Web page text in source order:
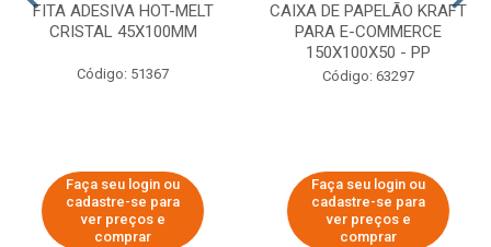
FITA ADESIVA HOT-MELT
CRISTAL 45X100MM
Código: 51367
Faça seu login ou
cadastre-se para
ver preços e
comprar
CAIXA DE PAPELÃO KRAFT
PARA E-COMMERCE
150X100X50 - PP
Código: 63297
Faça seu login ou
cadastre-se para
ver preços e
comprar